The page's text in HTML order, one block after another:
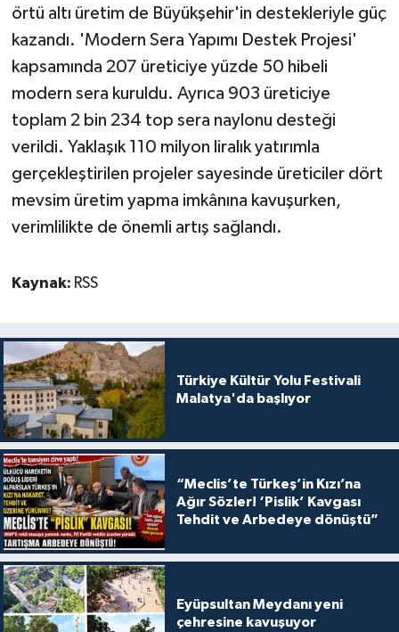
örtü altı üretim de Büyükşehir'in destekleriyle güç
kazandı. 'Modern Sera Yapımı Destek Projesi'
kapsamında 207 üreticiye yüzde 50 hibeli
modern sera kuruldu. Ayrıca 903 üreticiye
toplam 2 bin 234 top sera naylonu desteği
verildi. Yaklaşık 110 milyon liralık yatırımla
gerçekleştirilen projeler sayesinde üreticiler dört
mevsim üretim yapma imkânına kavuşurken,
verimlilikte de önemli artış sağlandı.
Kaynak: RSS
Türkiye Kültür Yolu Festivali
Malatya'da başlıyor
“Meclis’te Türkeş’in Kızı’na
Ağır Sözler! ‘Pislik’ Kavgası
Tehdit ve Arbedeye dönüştü”
Eyüpsultan Meydanı yeni
çehresine kavuşuyor